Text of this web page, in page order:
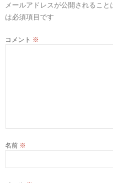
ン
メールアドレスが公開されること
は必須項目です
コメント ※
名前 ※